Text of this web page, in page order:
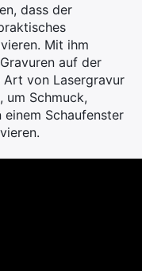
dass der
Mit ihm
auf der
von Lasergravur
um Schmuck,
Schaufenster